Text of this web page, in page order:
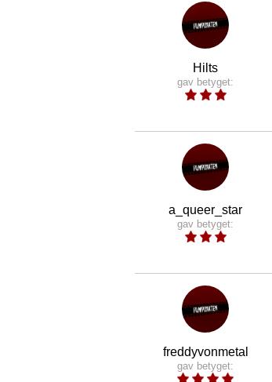
Hilts
gav betyget:
a_queer_star
gav betyget:
freddyvonmetal
gav betyget: